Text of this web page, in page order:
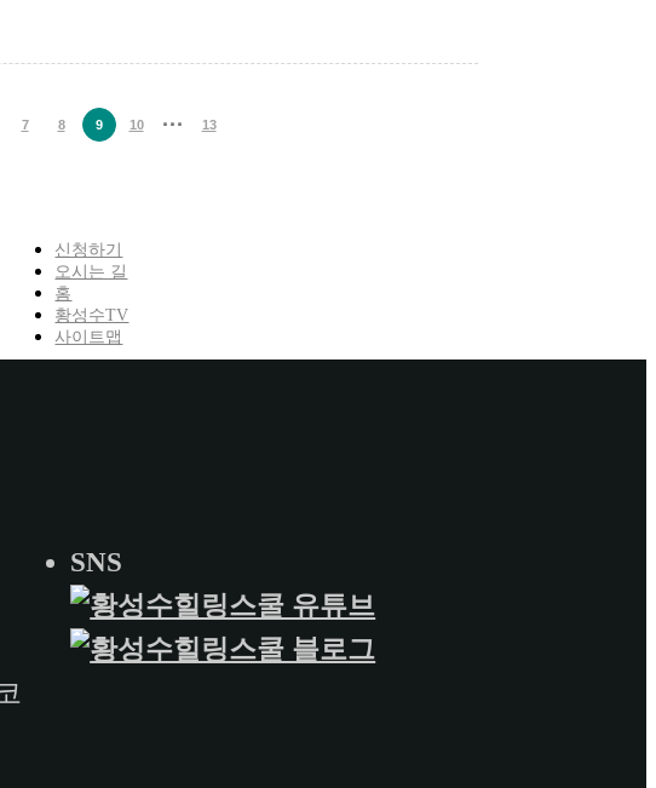
7 8 9 10 ··· 13
신청하기
오시는 길
홈
황성수TV
사이트맵
SNS